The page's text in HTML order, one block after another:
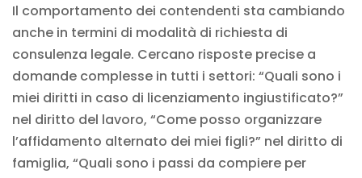
Il comportamento dei contendenti sta cambiando
anche in termini di modalità di richiesta di
consulenza legale. Cercano risposte precise a
domande complesse in tutti i settori: “Quali sono i
miei diritti in caso di licenziamento ingiustificato?”
nel diritto del lavoro, “Come posso organizzare
l’affidamento alternato dei miei figli?” nel diritto di
famiglia, “Quali sono i passi da compiere per